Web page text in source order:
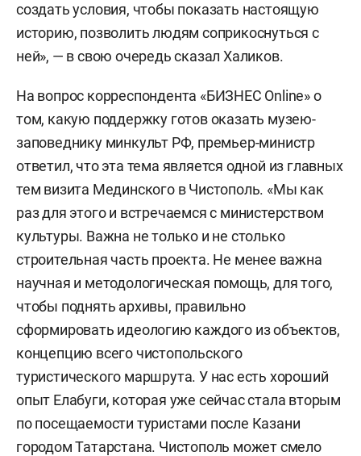
создать условия, чтобы показать настоящую
историю, позволить людям соприкоснуться с
ней», — в свою очередь сказал Халиков.
На вопрос корреспондента «БИЗНЕС Online» о
том, какую поддержку готов оказать музею-
заповеднику минкульт РФ, премьер-министр
ответил, что эта тема является одной из главных
тем визита Мединского в Чистополь. «Мы как
раз для этого и встречаемся с министерством
культуры. Важна не только и не столько
строительная часть проекта. Не менее важна
научная и методологическая помощь, для того,
чтобы поднять архивы, правильно
сформировать идеологию каждого из объектов,
концепцию всего чистопольского
туристического маршрута. У нас есть хороший
опыт Елабуги, которая уже сейчас стала вторым
по посещаемости туристами после Казани
городом Татарстана. Чистополь может смело